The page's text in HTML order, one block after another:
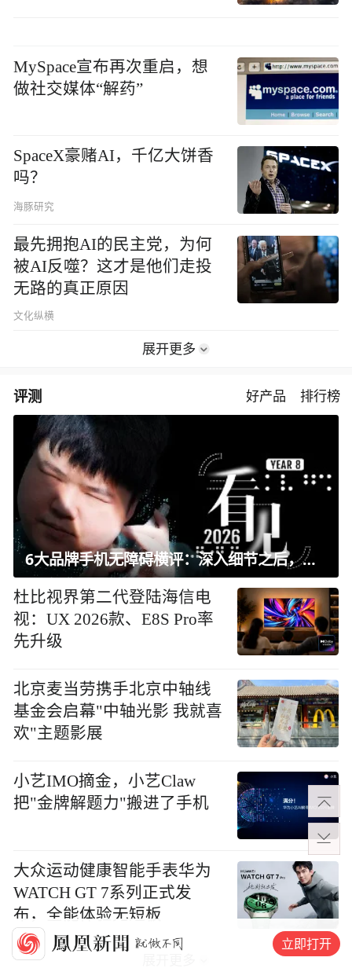
MySpace宣布再次重启，想
做社交媒体“解药”
SpaceX豪赌AI，千亿大饼香
吗？
海豚研究
最先拥抱AI的民主党，为何
被AI反噬？这才是他们走投
无路的真正原因
文化纵横
展开更多
评测 好产品 排行榜
6大品牌手机无障碍横评：深入细节之后，似乎只有苹果能挺住？｜ 看见2026
杜比视界第二代登陆海信电
视：UX 2026款、E8S Pro率
先升级
北京麦当劳携手北京中轴线
基金会启幕"中轴光影 我就喜
欢"主题影展
小艺IMO摘金，小艺Claw
把"金牌解题力"搬进了手机
大众运动健康智能手表华为
WATCH GT 7系列正式发
布，全能体验无短板
立即打开